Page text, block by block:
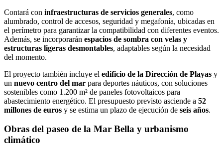
Contará con infraestructuras de servicios generales, como
alumbrado, control de accesos, seguridad y megafonía, ubicadas en
el perímetro para garantizar la compatibilidad con diferentes eventos.
Además, se incorporarán espacios de sombra con velas y
estructuras ligeras desmontables, adaptables según la necesidad
del momento.
El proyecto también incluye el edificio de la Dirección de Playas y
un nuevo centro del mar para deportes náuticos, con soluciones
sostenibles como 1.200 m² de paneles fotovoltaicos para
abastecimiento energético. El presupuesto previsto asciende a 52
millones de euros y se estima un plazo de ejecución de seis años.
Obras del paseo de la Mar Bella y urbanismo
climático